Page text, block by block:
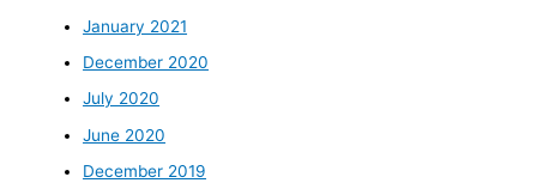
January 2021
December 2020
July 2020
June 2020
December 2019